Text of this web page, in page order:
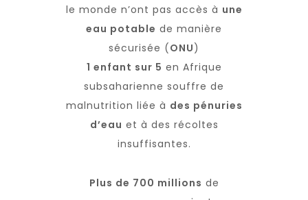
le monde n’ont pas accès à une
eau potable de manière
sécurisée ( ONU)
1 enfant sur 5 en Afrique
subsaharienne souffre de
malnutrition liée à des pénuries
d’eau et à des récoltes
insuffisantes.
Plus de 700 millions de